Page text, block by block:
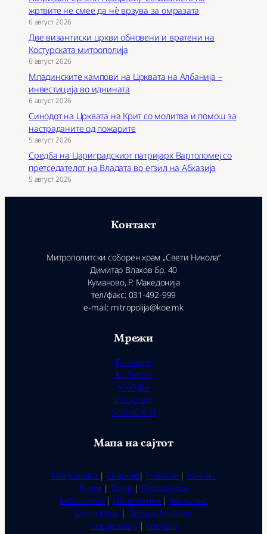
жртвите не смее да нѐ врзува за омразата
6 август 2026
Две византиски цркви обновени и вратени на
Костурската митрополија
6 август 2026
Младинските кампови на Црквата на Албанија –
инвестиција во иднината
6 август 2026
Синодот на Црквата на Крит со молитва и помош за
настраданите од пожарите
5 август 2026
Средба на Цариградскиот патријарх Вартоломеј со
претседателот на Владата во егзил на Абхазија
5 август 2026
Контакт
Митрополитски соборен храм „Свети Никола“
Димитар Влахов бр. 40
Куманово, Р. Македонија
тел/факс: 031-492-999
e-mail: mitropolija@koe.mk
Мрежи
Facebook
X / Twitter
YouTube
Instagram
SoundCloud
Мапа на сајтот
Митрополит | Епархија| Новости | Контакт
Книги | Тавор | Продавница
Библиотека | Молитвеник | Катихизис
Свети Отци| Поучни текстови
Предизвици | Ресурси